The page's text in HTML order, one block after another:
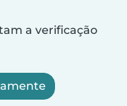
a verificação